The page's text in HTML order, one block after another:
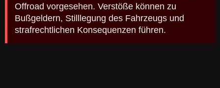
Offroad vorgesehen. Verstöße können zu
Bußgeldern, Stilllegung des Fahrzeugs und
strafrechtlichen Konsequenzen führen.